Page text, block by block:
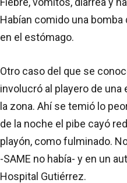
Habían comido una
en el estómago.
Otro caso del que se
involucró al playero de
la zona. Ahí se temió lo
de la noche el pibe cayó
playón, como fulminado.
-SAME no había- y en un
Hospital Gutiérrez.